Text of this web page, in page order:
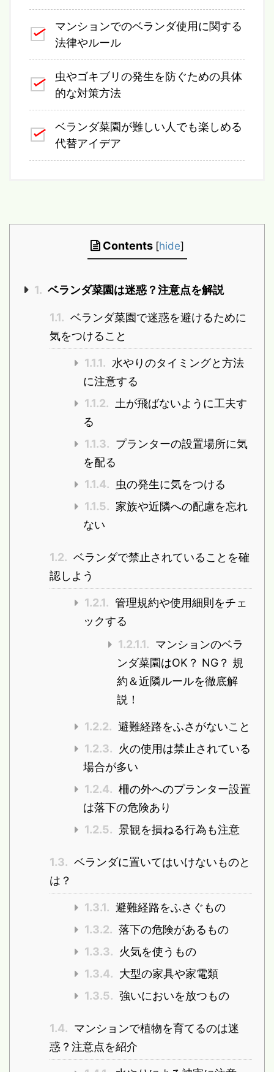
マンションでのベランダ使用に関する
法律やルール
虫やゴキブリの発生を防ぐための具体
的な対策方法
ベランダ菜園が難しい人でも楽しめる
代替アイデア
Contents [hide]
1. ベランダ菜園は迷惑？注意点を解説
1.1. ベランダ菜園で迷惑を避けるために
気をつけること
1.1.1. 水やりのタイミングと方法
に注意する
1.1.2.
土が飛ばないように工夫す
る
1.1.3. プランターの設置場所に気
を配る
1.1.4. 虫の発生に気をつける
1.1.5. 家族や近隣への配慮を忘れ
ない
1.2. ベランダで禁止されていることを確
認しよう
1.2.1. 管理規約や使用細則をチェ
ックする
1.2.1.1. マンションのベラ
ンダ菜園はOK？ NG？ 規
約＆近隣ルールを徹底解
説！
1.2.2. 避難経路をふさがないこと
1.2.3.
火の使用は禁止されている
場合が多い
1.2.4. 柵の外へのプランター設置
は落下の危険あり
1.2.5. 景観を損ねる行為も注意
1.3. ベランダに置いてはいけないものと
は？
1.3.1. 避難経路をふさぐもの
1.3.2. 落下の危険があるもの
1.3.3.
火気を使うもの
1.3.4. 大型の家具や家電類
1.3.5. 強いにおいを放つもの
1.4. マンションで植物を育てるのは迷
惑？注意点を紹介